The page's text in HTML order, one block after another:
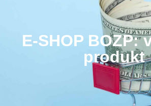
E-SHOP BOZP:
produkt